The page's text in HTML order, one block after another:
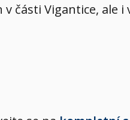
části Vigantice, ale i